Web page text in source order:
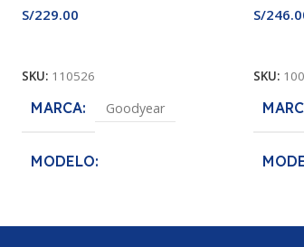
S/229.00
SKU: 110526
MARCA Goodyear
MODELO
S/
SKU: